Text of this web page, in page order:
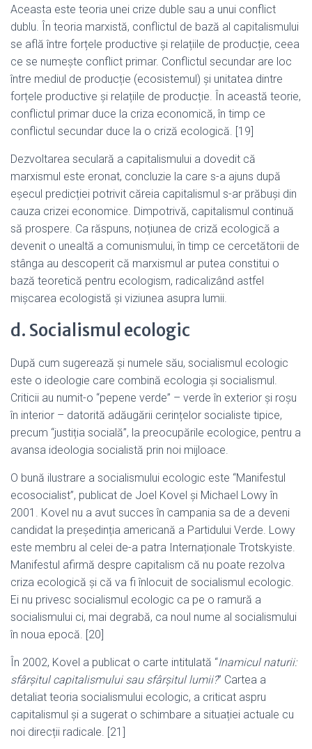
Aceasta este teoria unei crize duble sau a unui conflict
dublu. În teoria marxistă, conflictul de bază al capitalismului
se află între forțele productive și relațiile de producție, ceea
ce se numește conflict primar. Conflictul secundar are loc
între mediul de producție (ecosistemul) și unitatea dintre
forțele productive și relațiile de producție. În această teorie,
conflictul primar duce la criza economică, în timp ce
conflictul secundar duce la o criză ecologică. [19]
Dezvoltarea seculară a capitalismului a dovedit că
marxismul este eronat, concluzie la care s-a ajuns după
eșecul predicției potrivit căreia capitalismul s-ar prăbuși din
cauza crizei economice. Dimpotrivă, capitalismul continuă
să prospere. Ca răspuns, noțiunea de criză ecologică a
devenit o unealtă a comunismului, în timp ce cercetătorii de
stânga au descoperit că marxismul ar putea constitui o
bază teoretică pentru ecologism, radicalizând astfel
mișcarea ecologistă și viziunea asupra lumii.
d. Socialismul ecologic
După cum sugerează și numele său, socialismul ecologic
este o ideologie care combină ecologia și socialismul.
Criticii au numit-o “pepene verde” – verde în exterior și roșu
în interior – datorită adăugării cerințelor socialiste tipice,
precum “justiția socială”, la preocupările ecologice, pentru a
avansa ideologia socialistă prin noi mijloace.
O bună ilustrare a socialismului ecologic este “Manifestul
ecosocialist”, publicat de Joel Kovel și Michael Lowy în
2001. Kovel nu a avut succes în campania sa de a deveni
candidat la președinția americană a Partidului Verde. Lowy
este membru al celei de-a patra Internaționale Trotskyiste.
Manifestul afirmă despre capitalism că nu poate rezolva
criza ecologică și că va fi înlocuit de socialismul ecologic.
Ei nu privesc socialismul ecologic ca pe o ramură a
socialismului ci, mai degrabă, ca noul nume al socialismului
în noua epocă. [20]
În 2002, Kovel a publicat o carte intitulată “Inamicul naturii:
sfârșitul capitalismului sau sfârșitul lumii?” Cartea a
detaliat teoria socialismului ecologic, a criticat aspru
capitalismul și a sugerat o schimbare a situației actuale cu
noi direcții radicale. [21]